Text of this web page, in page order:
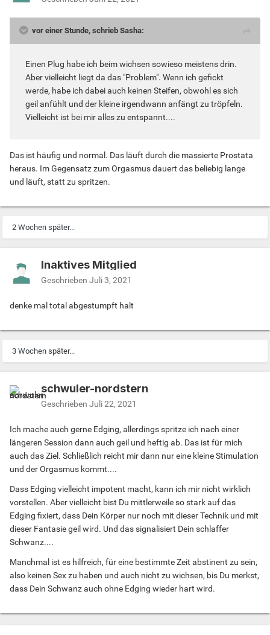
vor einer Stunde, schrieb Sasha:
Einen Plug habe ich beim wichsen sowieso meistens drin.
Aber vielleicht liegt da das "Problem". Wenn ich gefickt
werde, habe ich dabei auch keinen Steifen, obwohl es sich
geil anfühlt und der kleine irgendwann anfängt zu tröpfeln.
Vielleicht ist bei mir alles zu entspannt....
Das ist häufig und normal. Das läuft durch die massierte Prostata
heraus. Im Gegensatz zum Orgasmus dauert das beliebig lange
und läuft, statt zu spritzen.
2 Wochen später...
Inaktives Mitglied
Geschrieben Juli 3, 2021
denke mal total abgestumpft halt
3 Wochen später...
schwuler-nordstern
Geschrieben Juli 22, 2021
Ich mache auch gerne Edging, allerdings spritze ich nach einer
längeren Session dann auch geil und heftig ab. Das ist für mich
auch das Ziel. Schließlich reicht mir dann nur eine kleine Stimulation
und der Orgasmus kommt....
Dass Edging vielleicht impotent macht, kann ich mir nicht wirklich
vorstellen. Aber vielleicht bist Du mittlerweile so stark auf das
Edging fixiert, dass Dein Körper nur noch mit dieser Technik und mit
dieser Fantasie geil wird. Und das signalisiert Dein schlaffer
Schwanz....
Manchmal ist es hilfreich, für eine bestimmte Zeit abstinent zu sein,
also keinen Sex zu haben und auch nicht zu wichsen, bis Du merkst,
dass Dein Schwanz auch ohne Edging wieder hart wird.